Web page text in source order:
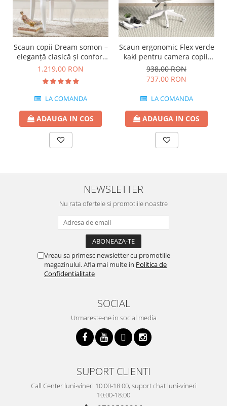
Scaun copii Dream somon –
eleganță clasică și confort
premium
1.219,00 RON
LA COMANDA
ADAUGA IN COS
Scaun ergonomic Flex verde
kaki pentru camera copii,
cu roți și spătar ventilat
938,00 RON
737,00 RON
LA COMANDA
ADAUGA IN COS
NEWSLETTER
Nu rata ofertele si promotiile noastre
Vreau sa primesc newsletter cu promotiile
magazinului. Afla mai multe in Politica de
Confidentialitate
SOCIAL
Urmareste-ne in social media
SUPORT CLIENTI
Call Center luni-vineri 10:00-18:00, suport chat luni-vineri
10:00-18:00